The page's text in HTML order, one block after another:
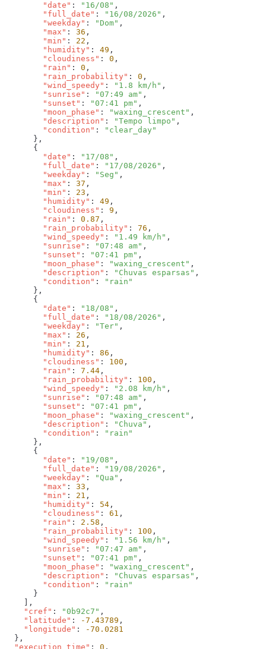
        "date"
: "16/08"
        "full_date"
: "16/08/2026"
        "weekday"
: "Dom"
        "max"
: 36
        "min"
: 22
        "humidity"
: 49
        "cloudiness"
: 0
        "rain"
: 0
        "rain_probability"
: 0
        "wind_speedy"
: "1.8 km/h"
        "sunrise"
: "07:49 am"
        "sunset"
: "07:41 pm"
        "moon_phase"
: "waxing_crescent"
        "description"
: "Tempo limpo"
        "condition"
:
        "date"
: "17/08"
        "full_date"
: "17/08/2026"
        "weekday"
: "Seg"
        "max"
: 37
        "min"
: 23
        "humidity"
: 49
        "cloudiness"
: 9
        "rain"
: 0.87
        "rain_probability"
: 76
        "wind_speedy"
: "1.49 km/h"
        "sunrise"
: "07:48 am"
        "sunset"
: "07:41 pm"
        "moon_phase"
: "waxing_crescent"
        "description"
: "Chuvas esparsas"
        "condition"
:
        "date"
: "18/08"
        "full_date"
: "18/08/2026"
        "weekday"
: "Ter"
        "max"
: 26
        "min"
: 21
        "humidity"
: 86
        "cloudiness"
: 100
        "rain"
: 7.44
        "rain_probability"
: 100
        "wind_speedy"
: "2.08 km/h"
        "sunrise"
: "07:48 am"
        "sunset"
: "07:41 pm"
        "moon_phase"
: "waxing_crescent"
        "description"
: "Chuva"
        "condition"
:
        "date"
: "19/08"
        "full_date"
: "19/08/2026"
        "weekday"
: "Qua"
        "max"
: 33
        "min"
: 21
        "humidity"
: 54
        "cloudiness"
: 61
        "rain"
: 2.58
        "rain_probability"
: 100
        "wind_speedy"
: "1.56 km/h"
        "sunrise"
: "07:47 am"
        "sunset"
: "07:41 pm"
        "moon_phase"
: "waxing_crescent"
        "description"
: "Chuvas esparsas"
        "condition"
:
    "cref"
: "0b92c7"
    "latitude"
: -7.43789
    "longitude"
:
  "execution_time"
: 0